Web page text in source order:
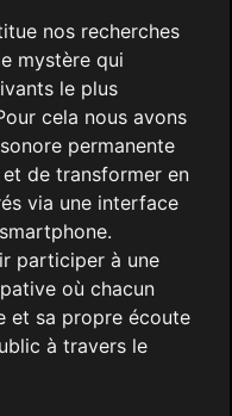
nos recherches
mystère qui
le plus
cela nous avons
permanente
de transformer en
via une interface
participer à une
où chacun
et sa propre écoute
à travers le